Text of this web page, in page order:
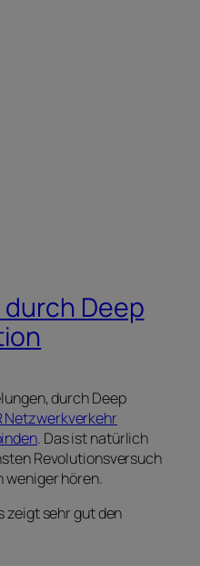
durch Deep
durch Deep
Netzwerkverkehr
. Das ist natürlich
Revolutionsversuch
weniger hören.
zeigt sehr gut den